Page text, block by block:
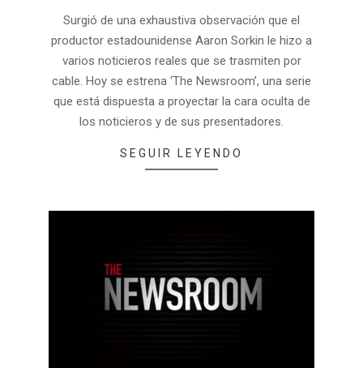
Surgió de una exhaustiva observación que el
productor estadounidense Aaron Sorkin le hizo a
varios noticieros reales que se trasmiten por
cable. Hoy se estrena ‘The Newsroom’, una serie
que está dispuesta a proyectar la cara oculta de
los noticieros y de sus presentadores.
SEGUIR LEYENDO